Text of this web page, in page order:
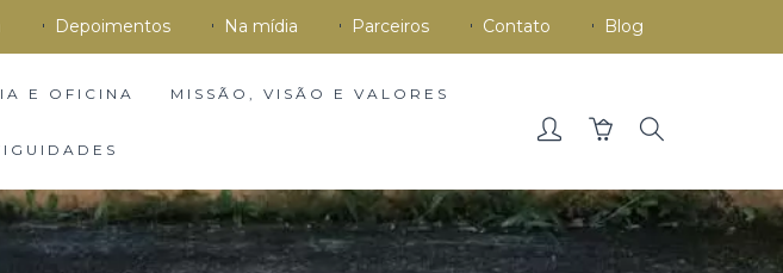
Depoimentos Na mídia Parceiros Contato Blog
E OFICINA MISSÃO, VISÃO E VALORES